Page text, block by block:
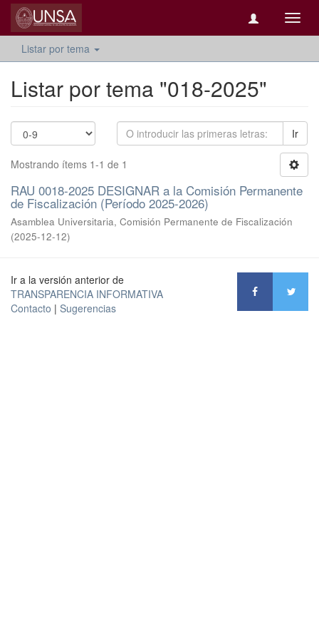
Listar por tema
Listar por tema "018-2025"
Ir
Mostrando ítems 1-1 de 1
RAU 0018-2025 DESIGNAR a la Comisión Permanente
de Fiscalización (Período 2025-2026)
Asamblea Universitaria, Comisión Permanente de Fiscalización
(2025-12-12)
Ir a la versión anterior de
TRANSPARENCIA INFORMATIVA
Contacto | Sugerencias